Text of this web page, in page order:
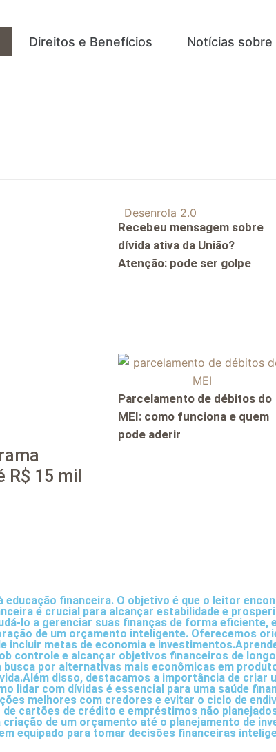
Direitos e Benefícios Notícias sobre
15 mil
Recebeu mensagem sobre
dívida ativa da União?
Atenção: pode ser golpe
Parcelamento de débitos do
MEI: como funciona e quem
pode aderir
financeira. O objetivo é que o leitor
é crucial para alcançar estabilidade e
lo a gerenciar suas finanças de forma
de um orçamento inteligente. Oferecemos
incluir metas de economia e
controle e alcançar objetivos financeiros de
por alternativas mais econômicas em
disso, destacamos a importância de
lidar com dívidas é essencial para uma saúde
melhores com credores e evitar o ciclo de
cartões de crédito e empréstimos não
de um orçamento até o planejamento de
equipado para tomar decisões financeiras